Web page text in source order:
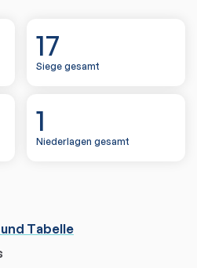
17
Siege gesamt
1
Niederlagen gesamt
Tabelle